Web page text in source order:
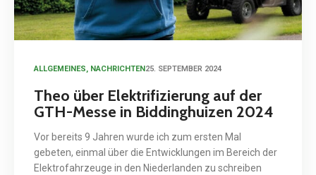
ALLGEMEINES, NACHRICHTEN 25. SEPTEMBER 2024
Theo über Elektrifizierung auf der
GTH-Messe in Biddinghuizen 2024
Vor bereits 9 Jahren wurde ich zum ersten Mal
gebeten, einmal über die Entwicklungen im Bereich der
Elektrofahrzeuge in den Niederlanden zu schreiben